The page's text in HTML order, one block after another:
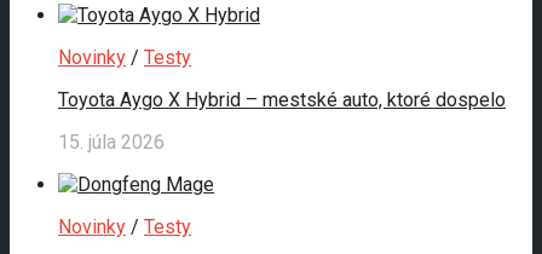
Novinky / Testy
Toyota Aygo X Hybrid – mestské auto, ktoré dospelo
15. júla 2026
Novinky / Testy